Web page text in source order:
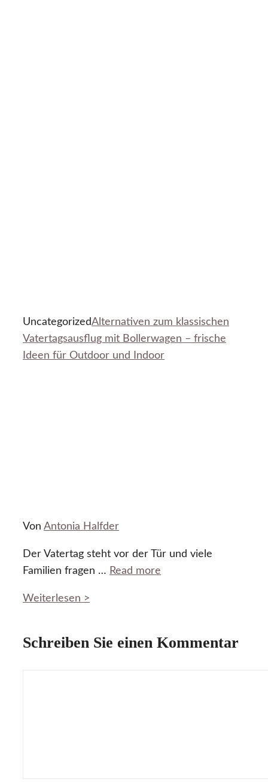
UncategorizedAlternativen zum klassischen
Vatertagsausflug mit Bollerwagen – frische
Ideen für Outdoor und Indoor
Von Antonia Halfder
Der Vatertag steht vor der Tür und viele
Familien fragen … Read more
Weiterlesen >
Schreiben Sie einen Kommentar